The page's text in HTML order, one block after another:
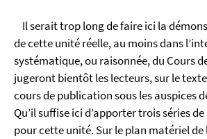
Il serait trop long de faire ici la
de cette unité réelle, au moins dans
systématique, ou raisonnée, du Cours
jugeront bientôt les lecteurs, sur le
cours de publication sous les auspices
Qu’il suffise ici d’apporter trois séries
pour cette unité. Sur le plan matériel